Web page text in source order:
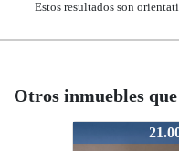
Estos resultados son
Otros inmuebles